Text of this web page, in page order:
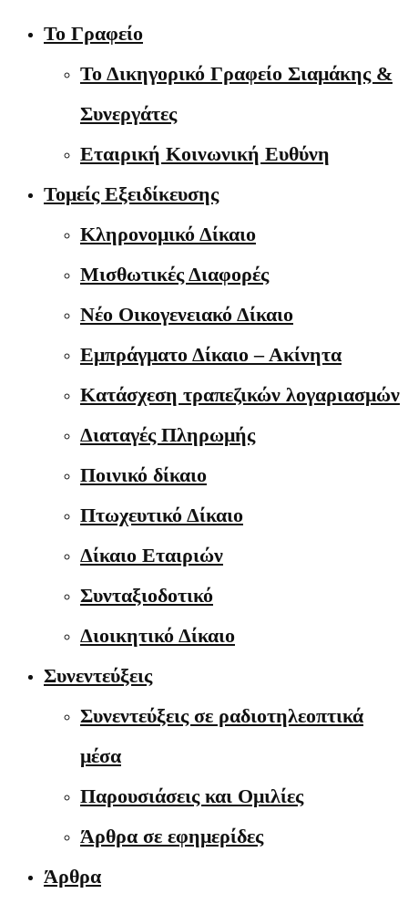
Το Γραφείο
Το Δικηγορικό Γραφείο Σιαμάκης &
Συνεργάτες
Εταιρική Κοινωνική Ευθύνη
Τομείς Εξειδίκευσης
Κληρονομικό Δίκαιο
Μισθωτικές Διαφορές
Νέο Οικογενειακό Δίκαιο
Εμπράγματο Δίκαιο – Ακίνητα
Κατάσχεση τραπεζικών λογαριασμών
Διαταγές Πληρωμής
Ποινικό δίκαιο
Πτωχευτικό Δίκαιο
Δίκαιο Εταιριών
Συνταξιοδοτικό
Διοικητικό Δίκαιο
Συνεντεύξεις
Συνεντεύξεις σε ραδιοτηλεοπτικά
μέσα
Παρουσιάσεις και Ομιλίες
Άρθρα σε εφημερίδες
Άρθρα